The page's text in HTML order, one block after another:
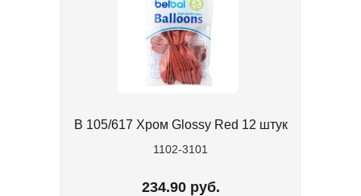
В 105/617 Хром Glossy Red 12 штук
1102-3101
234.90 руб.